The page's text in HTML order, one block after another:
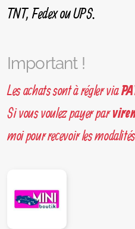
TNT, Fedex ou UPS.
Important !
Les achats sont à régler via
Si vous voulez payer par
moi pour recevoir les